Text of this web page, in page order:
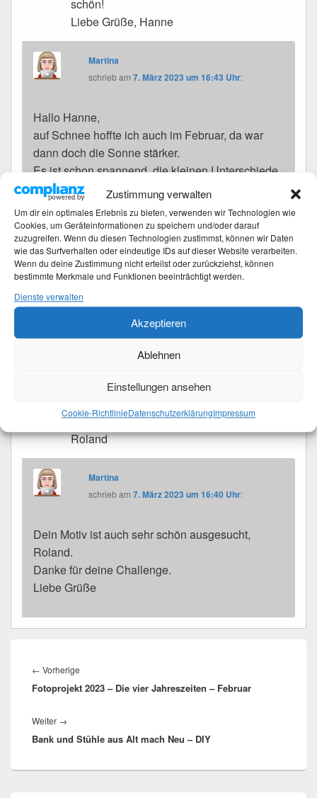
Zustimmung verwalten
Um dir ein optimales Erlebnis zu bieten, verwenden wir Technologien wie
Cookies, um Geräteinformationen zu speichern und/oder darauf
zuzugreifen. Wenn du diesen Technologien zustimmst, können wir Daten
wie das Surfverhalten oder eindeutige IDs auf dieser Website verarbeiten.
Wenn du deine Zustimmung nicht erteilst oder zurückziehst, können
bestimmte Merkmale und Funktionen beeinträchtigt werden.
Dienste verwalten
Akzeptieren
Ablehnen
Einstellungen ansehen
Cookie-RichtlinieDatenschutzerklärungImpressum
schön!
Liebe Grüße, Hanne
Martina
schriebam7. März 2023 um 16:43 Uhr:
Hallo Hanne,
auf Schnee hoffte ich auch im Februar, da war
dann doch die Sonne stärker.
Es ist schon spannend, die kleinen Unterschiede
jeden Monat zu sehen.
Liebe Grüße
Martina
Roland Schreiber
Vielen lieben Dank Martina, dass du mit
deinem Märzbild aus deinem Garten, wieder
Jahreszeiten dabei bist
Grüße,
Roland
Martina
schriebam7. März 2023 um 16:40 Uhr:
Dein Motiv ist auch sehr schön ausgesucht,
Roland.
Danke für deine Challenge.
Liebe Grüße
← Vorherige
Beitrag:
Fotoprojekt 2023 – Die vier Jahreszeiten – Februar
Weiter →
Beitrag:
Bank und Stühle aus Alt mach Neu – DIY